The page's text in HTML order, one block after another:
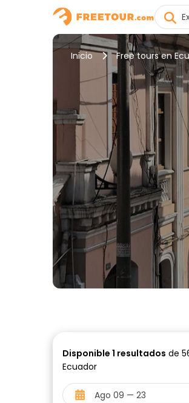
Inicio Free tours en
Disponible 1 resultados de
Ecuador